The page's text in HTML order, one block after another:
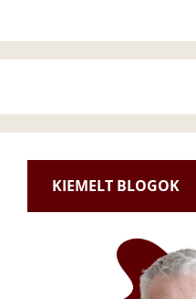
KIEMELT BLOGOK